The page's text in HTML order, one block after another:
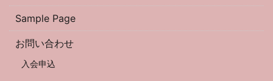
Sample Page
お問い合わせ
入会申込